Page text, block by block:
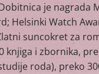
je nagrada
Helsinki Watch
suncokret za
knjiga i zbornika,
roda), preko